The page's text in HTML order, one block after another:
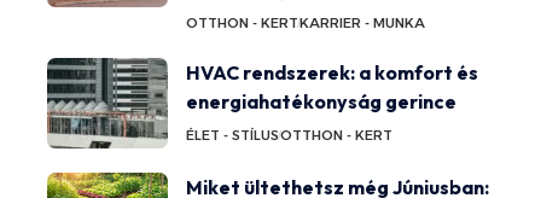
OTTHON - KERTKARRIER - MUNKA
HVAC rendszerek: a komfort és
energiahatékonyság gerince
ÉLET - STÍLUSOTTHON - KERT
Miket ültethetsz még Júniusban: